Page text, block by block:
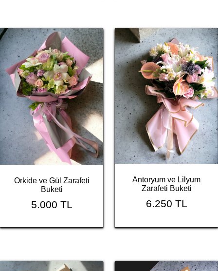
Orkide ve Gül Zarafeti
Buketi
5.000 TL
Antoryum ve Lilyum
Zarafeti Buketi
6.250 TL